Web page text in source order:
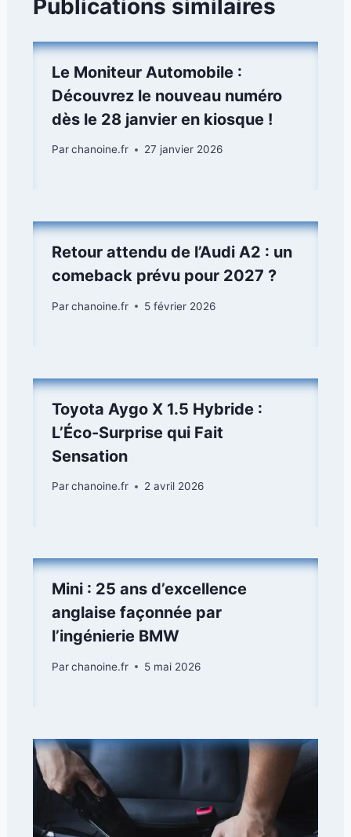
Publications similaires
Le Moniteur Automobile :
Découvrez le nouveau numéro
dès le 28 janvier en kiosque !
Parchanoine.fr 27 janvier 2026
Retour attendu de l’Audi A2 : un
comeback prévu pour 2027 ?
Parchanoine.fr 5 février 2026
Toyota Aygo X 1.5 Hybride :
L’Éco-Surprise qui Fait
Sensation
Parchanoine.fr 2 avril 2026
Mini : 25 ans d’excellence
anglaise façonnée par
l’ingénierie BMW
Parchanoine.fr 5 mai 2026